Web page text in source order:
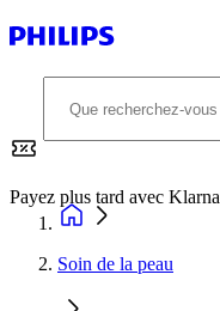
Payez plus tard avec Klarna
Soin de la peau